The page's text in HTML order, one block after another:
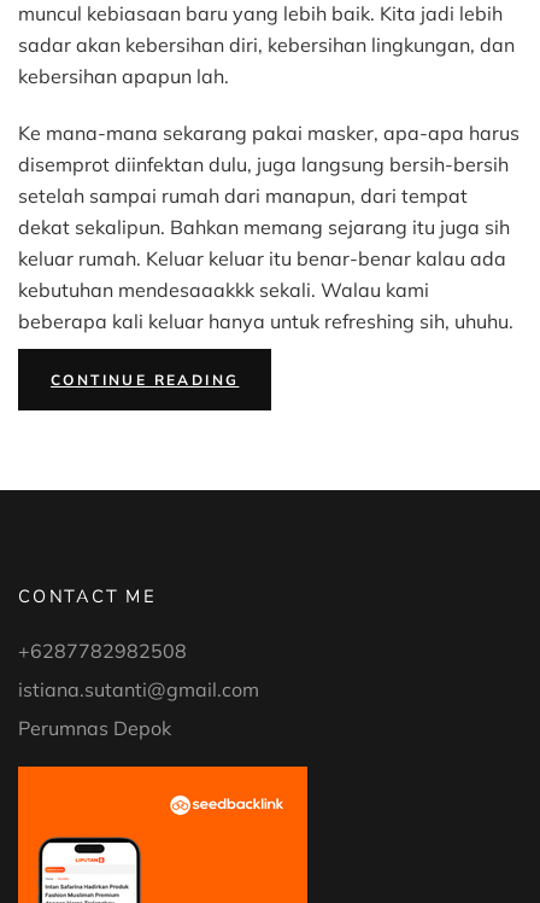
UV-
C
muncul kebiasaan baru yang lebih baik. Kita jadi lebih
sadar akan kebersihan diri, kebersihan lingkungan, dan
kebersihan apapun lah.
Ke mana-mana sekarang pakai masker, apa-apa harus
disemprot diinfektan dulu, juga langsung bersih-bersih
setelah sampai rumah dari manapun, dari tempat
dekat sekalipun. Bahkan memang sejarang itu juga sih
keluar rumah. Keluar keluar itu benar-benar kalau ada
kebutuhan mendesaaakkk sekali. Walau kami
beberapa kali keluar hanya untuk refreshing sih, uhuhu.
CONTINUE READINGCANGGIH
RUANGAN
CONTACT ME
+6287782982508
istiana.sutanti@gmail.com
Perumnas Depok